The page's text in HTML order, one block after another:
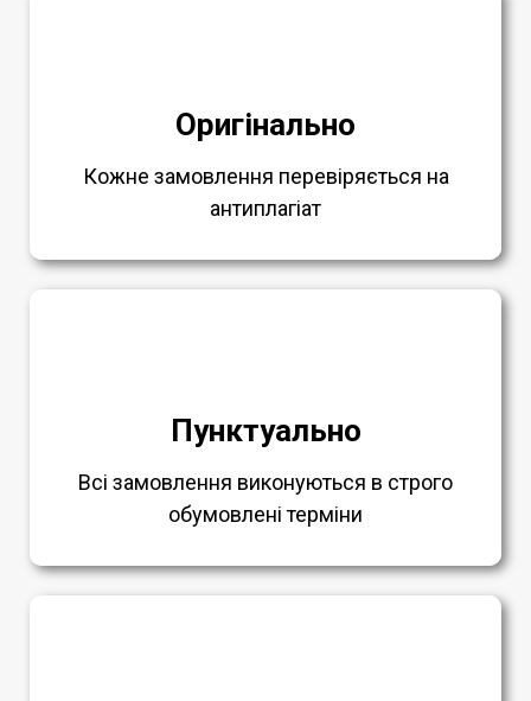
Оригінально
Кожне замовлення перевіряється на
антиплагіат
Пунктуально
Всі замовлення виконуються в строго
обумовлені терміни